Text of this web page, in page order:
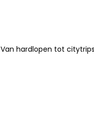
Van hardlopen tot